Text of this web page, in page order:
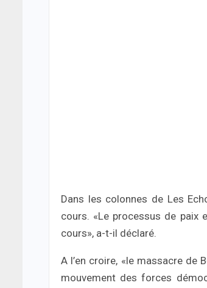
Dans les colonnes de Les
cours. «Le processus de paix
cours», a-t-il déclaré.
A l’en croire, «le massacre de
mouvement des forces